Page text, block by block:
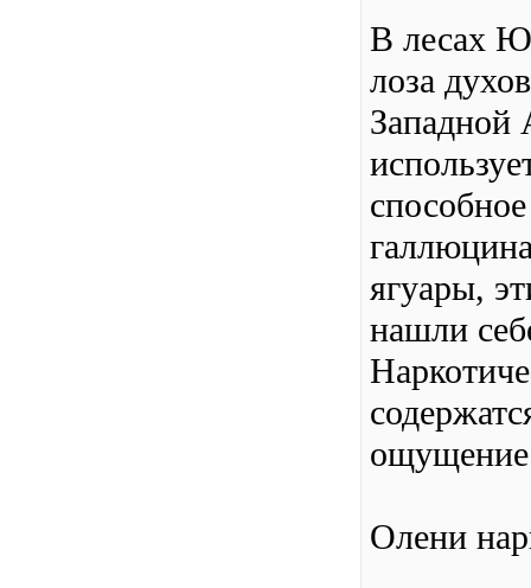
В лесах
лоза
Западной
ягуары,
нашли
ощущение
Олени